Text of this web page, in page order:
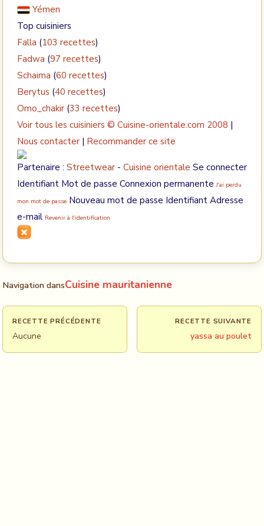
Yémen
Top cuisiniers
Falla (103 recettes)
Fadwa (97 recettes)
Schaima (60 recettes)
Berytus (40 recettes)
Omo_chakir (33 recettes)
Voir tous les cuisiniers © Cuisine-orientale.com 2008 |
Nous contacter | Recommander ce site
Partenaire : Streetwear - Cuisine orientale Se connecter
Identifiant Mot de passe Connexion permanenteJ'ai perdu
mon mot de passe Nouveau mot de passe Identifiant Adresse
e-mail Revenir à l'identification
Navigation dansCuisine mauritanienne
RECETTE PRÉCÉDENTE
Aucune
RECETTE SUIVANTE
yassa au poulet